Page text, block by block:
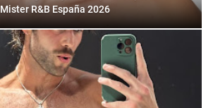
Mister R&B España 2026